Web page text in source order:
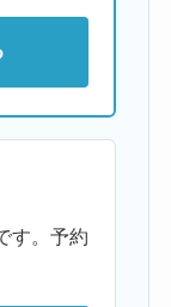
す。予約